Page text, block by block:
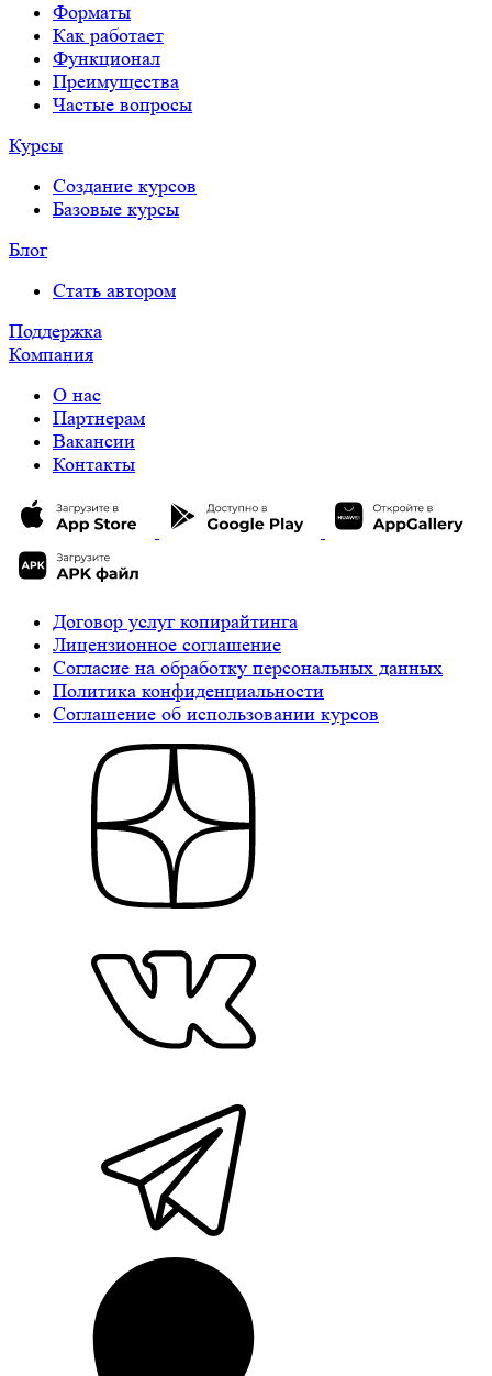
Форматы
Как работает
Функционал
Преимущества
Частые вопросы
Курсы
Создание курсов
Базовые курсы
Блог
Стать автором
Поддержка
Компания
О нас
Партнерам
Вакансии
Контакты
Договор услуг копирайтинга
Лицензионное соглашение
Cогласие на обработку персональных данных
Политика конфиденциальности
Соглашение об использовании курсов